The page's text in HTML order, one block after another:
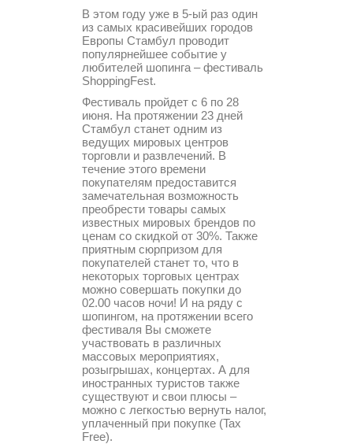
В этом году уже в 5-ый раз один
из самых красивейших городов
Европы Стамбул проводит
популярнейшее событие у
любителей шопинга – фестиваль
ShoppingFest.
Фестиваль пройдет с 6 по 28
июня. На протяжении 23 дней
Стамбул станет одним из
ведущих мировых центров
торговли и развлечений. В
течение этого времени
покупателям предоставится
замечательная возможность
преобрести товары самых
известных мировых брендов по
ценам со скидкой от 30%. Также
приятным сюрпризом для
покупателей станет то, что в
некоторых торговых центрах
можно совершать покупки до
02.00 часов ночи! И на ряду с
шопингом, на протяжении всего
фестиваля Вы сможете
участвовать в различных
массовых мероприятиях,
розыгрышах, концертах. А для
иностранных туристов также
существуют и свои плюсы –
можно с легкостью вернуть налог,
уплаченный при покупке (Tax
Free).